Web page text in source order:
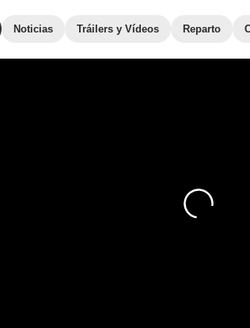
Noticias Tráilers y Vídeos Reparto